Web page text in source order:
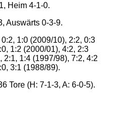
Heim 4-1-0.
Auswärts 0-3-9.
1:0 (2009/10), 2:2, 0:3
1:2 (2000/01), 4:2, 2:3
2:1, 1:4 (1997/98), 7:2, 4:2
3:1 (1988/89).
Tore (H: 7-1-3, A: 6-0-5).